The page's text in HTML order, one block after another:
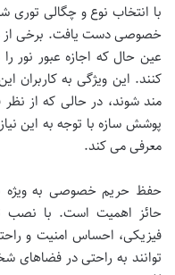
با انتخاب نوع و چگالی
خصوصی دست یافت. برخی از
عین حال که اجازه عبور نور
کنند. این ویژگی به کاربران
مند شوند، در حالی که از
پوشش سازه با توجه به این
معرفی می کند.
حفظ حریم خصوصی به ویژه
حائز اهمیت است. با نصب
فیزیکی، احساس امنیت و
توانند به راحتی در فضاهای